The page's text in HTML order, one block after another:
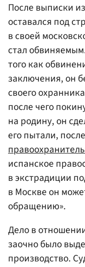
После выписки
оставался под
в своей
стал
того как
заключения, он
своего
после чего
на родину, он
его пытали,
испанское
в экстрадиции
в Москве он
обращению».
Дело в
заочно было
производство.